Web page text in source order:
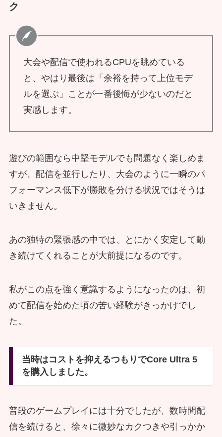
ク
大会や配信で使われるCPUを眺めている
と、やはり最後は「余裕を持って上位モデ
ルを選ぶ」ことが一番後悔が少ないのだと
実感します。
遊びの範囲なら中堅モデルでも問題なく楽しめま
すが、配信を並行したり、大会のように一瞬のパ
フォーマンス低下が勝敗を分ける状況ではそうは
いきません。
あの独特の緊張感の中では、とにかく安定して動
き続けてくれることが大前提になるのです。
私がこの点を強く意識するようになったのは、初
めて配信を始めた頃の苦い経験がきっかけでし
た。
当時はコストを抑えるつもりでCore Ultra 5
を購入しました。
普段のゲームプレイには十分でしたが、数時間配
信を続けると、徐々に微妙なカクつきや引っかか